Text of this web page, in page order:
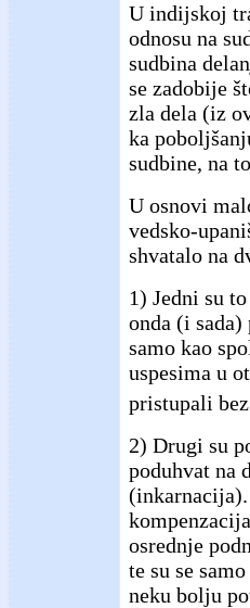
U indijskoj
odnosu na
sudbina
se zadobije
zla dela (iz
ka
sudbine, na
U osnovi
vedsko-
shvatalo na
1) Jedni su
onda (i
samo kao
uspesima u
pristupali
2) Drugi su
poduhvat na
(inkarnacija).
osrednje
te su se
neku bolju